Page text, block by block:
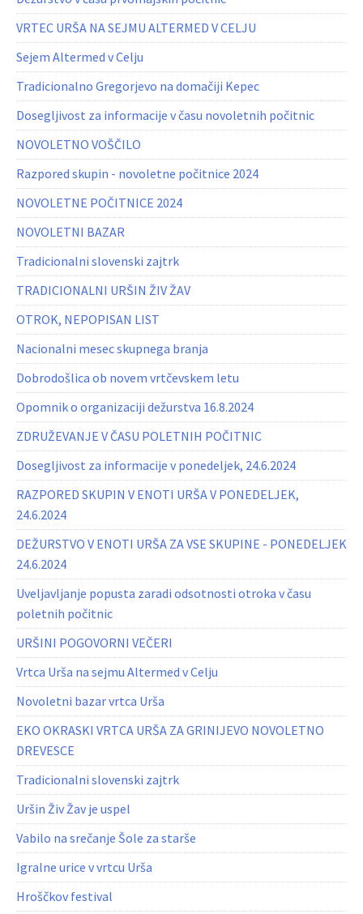
VRTEC URŠA NA SEJMU ALTERMED V CELJU
Sejem Altermed v Celju
Tradicionalno Gregorjevo na domačiji Kepec
Dosegljivost za informacije v času novoletnih počitnic
NOVOLETNO VOŠČILO
Razpored skupin - novoletne počitnice 2024
NOVOLETNE POČITNICE 2024
NOVOLETNI BAZAR
Tradicionalni slovenski zajtrk
TRADICIONALNI URŠIN ŽIV ŽAV
OTROK, NEPOPISAN LIST
Nacionalni mesec skupnega branja
Dobrodošlica ob novem vrtčevskem letu
Opomnik o organizaciji dežurstva 16.8.2024
ZDRUŽEVANJE V ČASU POLETNIH POČITNIC
Dosegljivost za informacije v ponedeljek, 24.6.2024
RAZPORED SKUPIN V ENOTI URŠA V PONEDELJEK,
24.6.2024
DEŽURSTVO V ENOTI URŠA ZA VSE SKUPINE - PONEDELJEK
24.6.2024
Uveljavljanje popusta zaradi odsotnosti otroka v času
poletnih počitnic
URŠINI POGOVORNI VEČERI
Vrtca Urša na sejmu Altermed v Celju
Novoletni bazar vrtca Urša
EKO OKRASKI VRTCA URŠA ZA GRINIJEVO NOVOLETNO
DREVESCE
Tradicionalni slovenski zajtrk
Uršin Živ Žav je uspel
Vabilo na srečanje Šole za starše
Igralne urice v vrtcu Urša
Hroščkov festival